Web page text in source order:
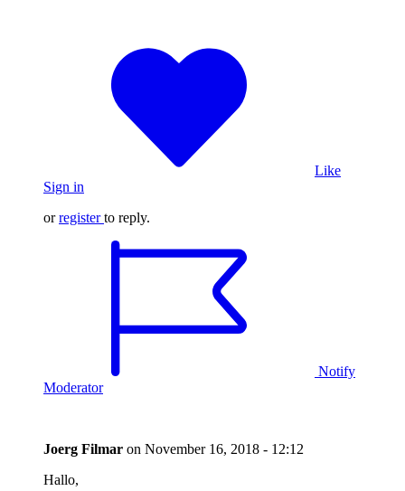
Like
Sign in
orregister to reply.
Notify
Moderator
Joerg Filmar on November 16, 2018 - 12:12
Hallo,